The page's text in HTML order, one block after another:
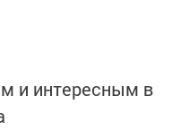
и интересным в